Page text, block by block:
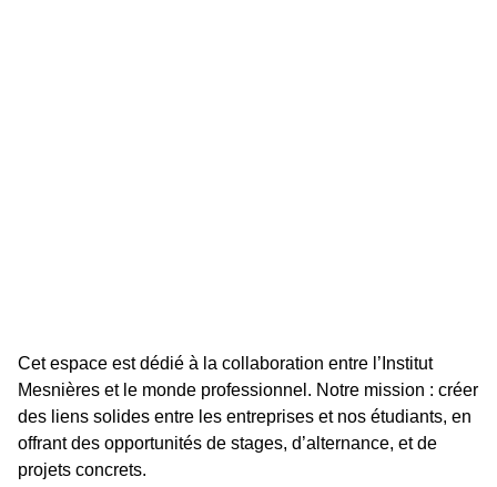
Cet espace est dédié à la collaboration entre l’Institut
Mesnières et le monde professionnel. Notre mission : créer
des liens solides entre les entreprises et nos étudiants, en
offrant des opportunités de stages, d’alternance, et de
projets concrets.